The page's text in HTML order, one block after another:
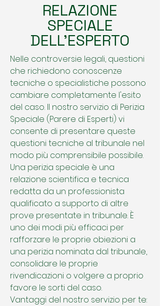
RELAZIONE
SPECIALE
DELL'ESPERTO
Nelle controversie legali, questioni
che richiedono conoscenze
tecniche o specialistiche possono
cambiare completamente l'esito
del caso. Il nostro servizio di Perizia
Speciale (Parere di Esperti) vi
consente di presentare queste
questioni tecniche al tribunale nel
modo più comprensibile possibile.
Una perizia speciale è una
relazione scientifica e tecnica
redatta da un professionista
qualificato a supporto di altre
prove presentate in tribunale. È
uno dei modi più efficaci per
rafforzare le proprie obiezioni a
una perizia nominata dal tribunale,
consolidare le proprie
rivendicazioni o volgere a proprio
favore le sorti del caso.
Vantaggi del nostro servizio per te: